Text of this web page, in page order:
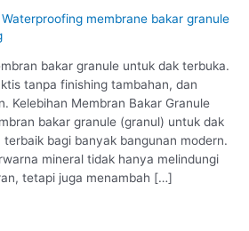
Waterproofing membrane bakar granule
bakar granule untuk dak terbuka.
tanpa finishing tambahan, dan
Kelebihan Membran Bakar Granule
bakar granule (granul) untuk dak
bagi banyak bangunan modern.
mineral tidak hanya melindungi
tetapi juga menambah […]